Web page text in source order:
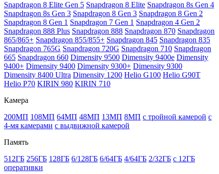
Snapdragon 8 Elite Gen 5 Snapdragon 8 Elite Snapdragon 8s Gen 4
Snapdragon 8s Gen 3 Snapdragon 8 Gen 3 Snapdragon 8 Gen 2
Snapdragon 8 Gen 1 Snapdragon 7 Gen 1 Snapdragon 4 Gen 2
Snapdragon 888 Plus Snapdragon 888 Snapdragon 870 Snapdragon
865/865+ Snapdragon 855/855+ Snapdragon 845 Snapdragon 835
Snapdragon 765G Snapdragon 720G Snapdragon 710 Snapdragon
665 Snapdragon 660 Dimensity 9500 Dimensity 9400e Dimensity
9400+ Dimensity 9400 Dimensity 9300+ Dimensity 9300
Dimensity 8400 Ultra Dimensity 1200 Helio G100 Helio G90T
Helio P70 KIRIN 980 KIRIN 710
Камера
200МП 108МП 64МП 48МП 13МП 8МП с тройной камерой с
4-мя камерами с выдвижной камерой
Память
512ГБ 256ГБ 128ГБ 6/128ГБ 6/64ГБ 4/64ГБ 2/32ГБ с 12ГБ
оперативки